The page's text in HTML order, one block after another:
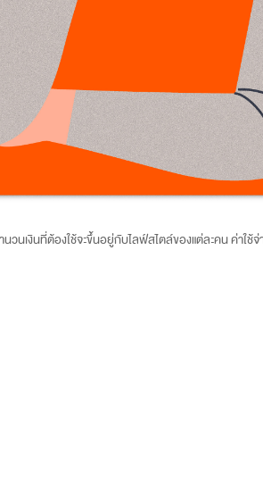
เงินที่ต้องใช้จะขึ้นอยู่กับไลฟ์สไตล์ของแต่ละคน ค่าใช้จ่